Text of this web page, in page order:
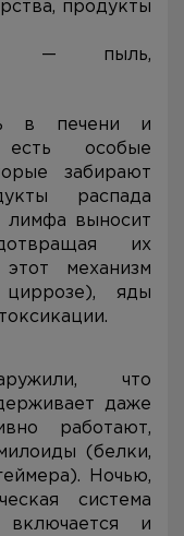
продукты
— пыль,
в печени и
особые
забирают
распада
лимфа выносит
их
механизм
яды
что
даже
работают,
(белки,
Ночью,
система
и